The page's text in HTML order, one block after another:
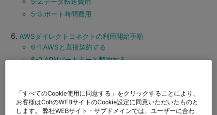
5-3.ポート時間費用
AWSダイレクトコネクトの利用開始手順
6-1.AWSと直接契約する
6-2.APNパートナーと契約する
まとめ
「すべてのCookie使用に同意する」をクリックすることにより、
お客様はColtのWEBサイトのCookie設定に同意いただいたものと
します。 弊社WEBサイト・サブドメインでは、ユーザーに合わ